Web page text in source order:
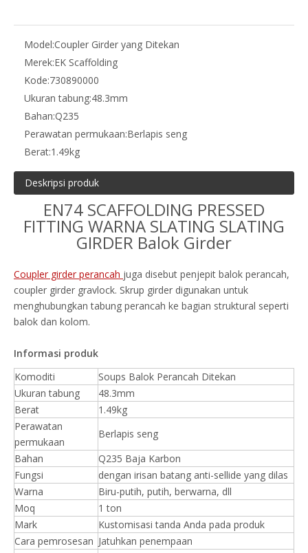
Model:Coupler Girder yang Ditekan
Merek:EK Scaffolding
Kode:730890000
Ukuran tabung:48.3mm
Bahan:Q235
Perawatan permukaan:Berlapis seng
Berat:1.49kg
Deskripsi produk
EN74 SCAFFOLDING PRESSED
FITTING WARNA SLATING SLATING
GIRDER Balok Girder
Coupler girder perancah juga disebut penjepit balok perancah,
coupler girder gravlock. Skrup girder digunakan untuk
menghubungkan tabung perancah ke bagian struktural seperti
balok dan kolom.
Informasi produk
Komoditi
Soups Balok Perancah Ditekan
Ukuran tabung
48.3mm
Berat
1.49kg
Perawatan
permukaan
Berlapis seng
Bahan
Q235 Baja Karbon
Fungsi
dengan irisan batang anti-sellide yang dilas
Warna
Biru-putih, putih, berwarna, dll
Moq
1 ton
Mark
Kustomisasi tanda Anda pada produk
Cara pemrosesan Jatuhkan penempaan